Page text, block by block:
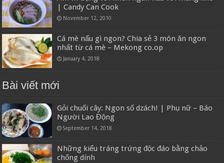
| Candy Can Cook
November 12, 2010
Cá mè nấu gì ngon? Chia sẻ 3 món ăn ngon
nhất từ cá mè – Mekong co.op
January 4, 2018
Bài viết mới
Gỏi chuối cây: Ngon số dzách! | Phụ nữ – Báo
Người Lao Động
September 14, 2018
Những kiểu tráng trứng độc đáo bằng chảo
chống dính